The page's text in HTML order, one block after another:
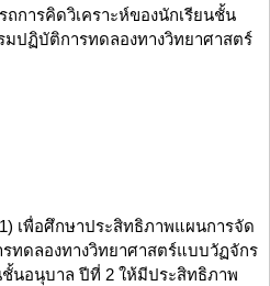
การคิดวิเคราะห์ของนักเรียนชั้น
ปฏิบัติการทดลองทางวิทยาศาสตร์
เพื่อศึกษาประสิทธิภาพแผนการจัด
ทดลองทางวิทยาศาสตร์แบบวัฏจักร
ชั้นอนุบาล ปีที่ 2 ให้มีประสิทธิภาพ